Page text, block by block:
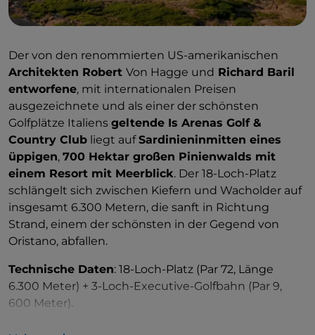
Der von den renommierten US-amerikanischen
Architekten Robert Von Hagge und Richard Baril
entworfene, mit internationalen Preisen
ausgezeichnete und als einer der schönsten
Golfplätze Italiens geltende Is Arenas Golf &
Country Club liegt aufSardinieninmitten eines
üppigen, 700 Hektar großen Pinienwalds mit
einem Resort mit Meerblick. Der 18-Loch-Platz
schlängelt sich zwischen Kiefern und Wacholder auf
insgesamt 6.300 Metern, die sanft in Richtung
Strand, einem der schönsten in der Gegend von
Oristano, abfallen.
Technische Daten: 18-Loch-Platz (Par 72, Länge
6.300 Meter) + 3-Loch-Executive-Golfbahn (Par 9,
600 Meter).
Serviceleistungen